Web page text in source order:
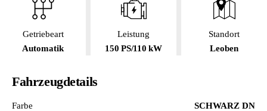
Getriebeart
Automatik
Leistung
150 PS/110 kW
Standort
Leoben
Fahrzeugdetails
Farbe
SCHWARZ DN